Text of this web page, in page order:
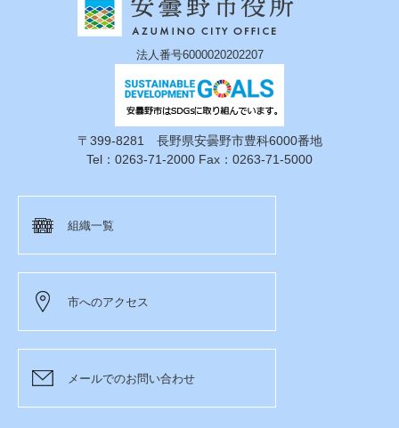
法人番号6000020202207
〒399-8281 長野県安曇野市豊科6000番地
Tel：0263-71-2000 Fax：0263-71-5000
組織一覧
市へのアクセス
メールでのお問い合わせ